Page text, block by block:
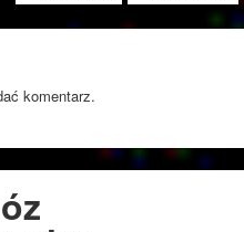
komentarz.